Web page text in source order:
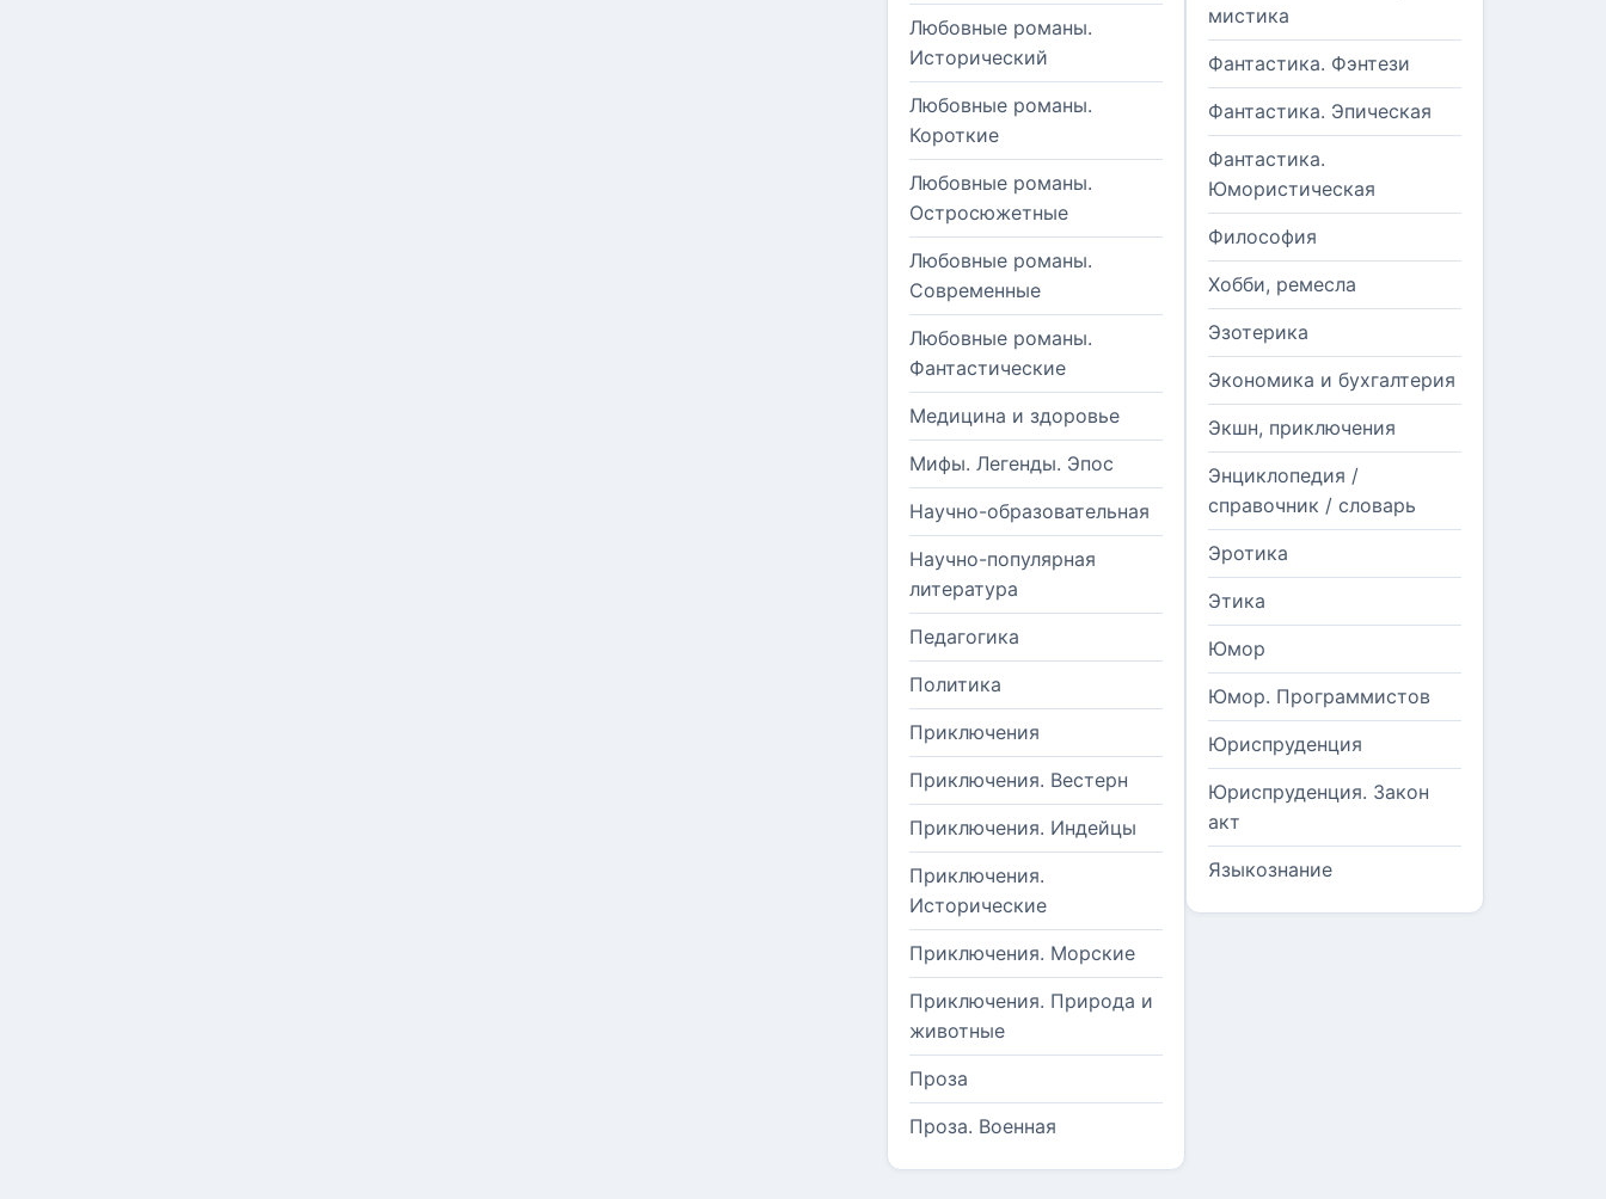
Любовные романы.
Исторический
Любовные романы.
Короткие
Любовные романы.
Остросюжетные
Любовные романы.
Современные
Любовные романы.
Фантастические
Медицина и здоровье
Мифы. Легенды. Эпос
Научно-образовательная
Научно-популярная
литература
Педагогика
Политика
Приключения
Приключения. Вестерн
Приключения. Индейцы
Приключения.
Исторические
Приключения. Морские
Приключения. Природа и
животные
Проза
Проза. Военная
мистика
Фантастика. Фэнтези
Фантастика. Эпическая
Фантастика.
Юмористическая
Философия
Хобби, ремесла
Эзотерика
Экономика и бухгалтерия
Экшн, приключения
Энциклопедия /
справочник / словарь
Эротика
Этика
Юмор
Юмор. Программистов
Юриспруденция
Юриспруденция. Закон
акт
Языкознание